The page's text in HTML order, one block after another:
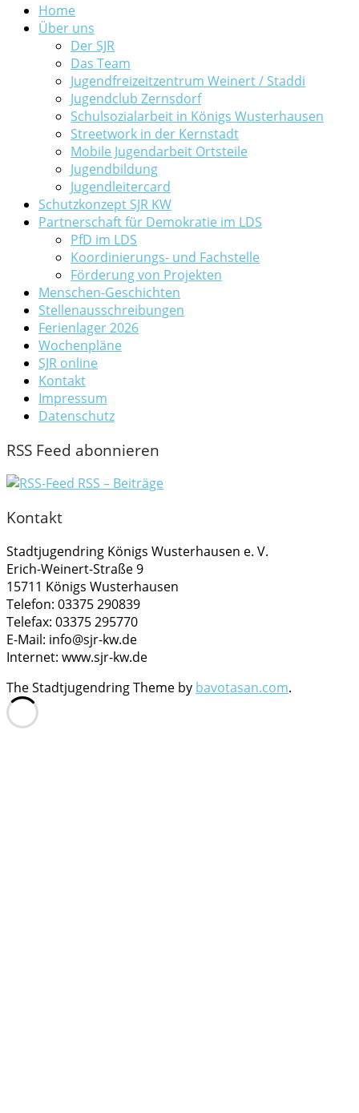
Home
Über uns
Der SJR
Das Team
Jugendfreizeitzentrum Weinert / Staddi
Jugendclub Zernsdorf
Schulsozialarbeit in Königs Wusterhausen
Streetwork in der Kernstadt
Mobile Jugendarbeit Ortsteile
Jugendbildung
Jugendleitercard
Schutzkonzept SJR KW
Partnerschaft für Demokratie im LDS
PfD im LDS
Koordinierungs- und Fachstelle
Förderung von Projekten
Menschen-Geschichten
Stellenausschreibungen
Ferienlager 2026
Wochenpläne
SJR online
Kontakt
Impressum
Datenschutz
RSS Feed abonnieren
RSS – Beiträge
Kontakt
Stadtjugendring Königs Wusterhausen e. V.
Erich-Weinert-Straße 9
15711 Königs Wusterhausen
Telefon: 03375 290839
Telefax: 03375 295770
E-Mail: info@sjr-kw.de
Internet: www.sjr-kw.de
The Stadtjugendring Theme by bavotasan.com.